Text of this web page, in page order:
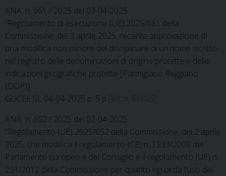
ANA. n. 661 / 2025 del 03-04-2025
“Regolamento di esecuzione (UE) 2025/661 della
Commissione, del 3 aprile 2025, recante approvazione di
una modifica non minore del disciplinare di un nome iscritto
nel registro delle denominazioni di origine protette e delle
indicazioni geografiche protette [Parmigiano Reggiano
(DOP)]
GUCEE SL 04-04-2025 p. 5 p [Rif. n. 56895]
ANA. n. 652 / 2025 del 02-04-2025
“Regolamento (UE) 2025/652 della Commissione, del 2 aprile
2025, che modifica il regolamento (CE) n. 1333/2008 del
Parlamento europeo e del Consiglio e il regolamento (UE) n.
231/2012 della Commissione per quanto riguarda l’uso dei